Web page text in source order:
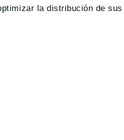
la distribución de sus